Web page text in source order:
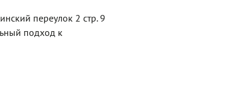
переулок 2 стр. 9
подход к